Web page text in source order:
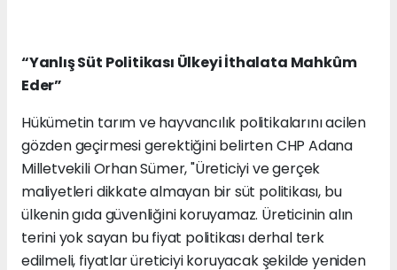
“Yanlış Süt Politikası Ülkeyi İthalata Mahkûm
Eder”
Hükümetin tarım ve hayvancılık politikalarını acilen
gözden geçirmesi gerektiğini belirten CHP Adana
Milletvekili Orhan Sümer, "Üreticiyi ve gerçek
maliyetleri dikkate almayan bir süt politikası, bu
ülkenin gıda güvenliğini koruyamaz. Üreticinin alın
terini yok sayan bu fiyat politikası derhal terk
edilmeli, fiyatlar üreticiyi koruyacak şekilde yeniden